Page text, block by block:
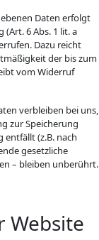
Daten erfolgt
6 Abs. 1 lit. a
Dazu reicht
der bis zum
vom Widerruf
verbleiben bei uns,
zur Speicherung
entfällt (z.B. nach
gesetzliche
– bleiben unberührt.
Website